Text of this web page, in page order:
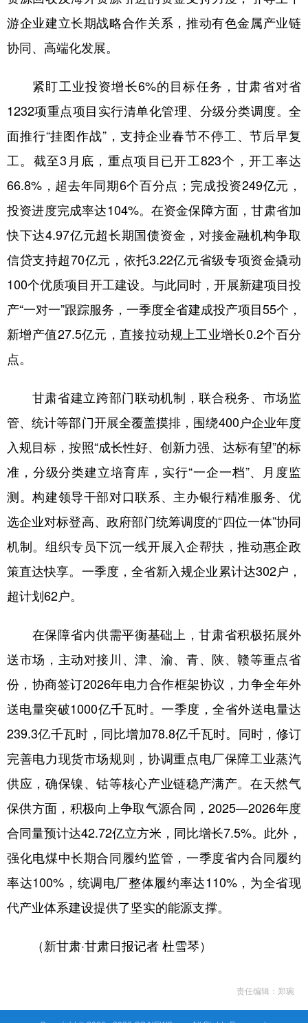
游企业建立长期战略合作关系，推动有色金属产业链
协同、高端化发展。
紧盯工业投资增长6%的目标任务，甘肃省对省
1232项重点项目实行清单化管理、分级分类调度。全
面推行“挂图作战”，支持企业春节不停工、节后早复
工。截至3月底，重点项目已开工823个，开工率达
66.8%，超去年同期6个百分点；完成投资249亿元，
投资进度完成率达104%。在资金保障方面，甘肃省加
快下达4.97亿元超长期国债资金，对接金融机构争取
信贷支持超70亿元，依托3.22亿元省级专项资金撬动
100个优质项目开工建设。与此同时，开展新建项目投
产“一对一”跟踪服务，一季度全省建成投产项目55个，
新增产值27.5亿元，直接拉动规上工业增长0.2个百分
点。
甘肃省建立跨部门联动机制，联合税务、市场监
管、统计等部门开展全覆盖摸排，围绕400户企业年度
入规目标，按照“成长性好、创新力强、达标有望”的标
准，分级分类建立培育库，实行“一企一档”、月度监
测。构建领导干部对口联系、主办银行精准服务、优
选企业对标登高、政府部门统筹调度的“四位一体”协同
机制。组织专员下沉一线开展入企帮扶，推动惠企政
策直达快享。一季度，全省新入规企业累计达302户，
超计划62户。
在保障省内供需平衡基础上，甘肃省积极拓展外
送市场，主动对接川、津、渝、青、陕、赣等重点省
份，协商签订2026年电力合作框架协议，力争全年外
送电量突破1000亿千瓦时。一季度，全省外送电量达
239.3亿千瓦时，同比增加78.8亿千瓦时。同时，修订
完善电力现货市场规则，协调重点电厂保障工业蒸汽
供应，确保镍、钴等核心产业链稳产满产。在天然气
保供方面，积极向上争取气源合同，2025—2026年度
合同量预计达42.72亿立方米，同比增长7.5%。此外，
强化电煤中长期合同履约监管，一季度省内合同履约
率达100%，统调电厂整体履约率达110%，为全省现
代产业体系建设提供了坚实的能源支撑。
（新甘肃·甘肃日报记者 杜雪琴）
责任编辑：郑琬